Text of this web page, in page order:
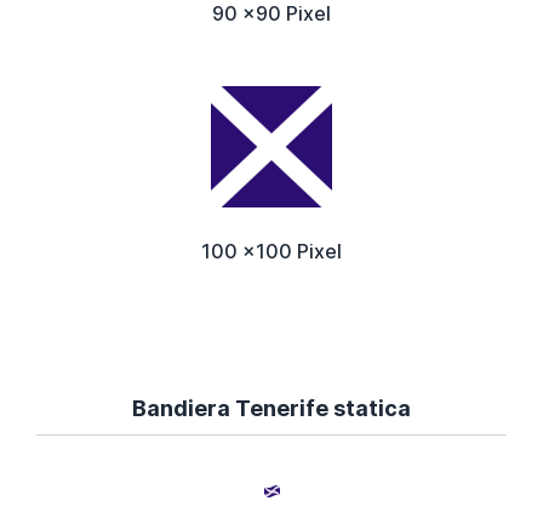
90 x90 Pixel
100 x100 Pixel
Bandiera Tenerife statica